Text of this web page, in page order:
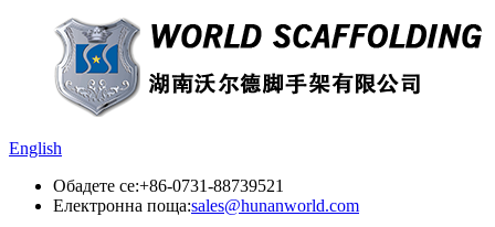
English
Обадете се:+86-0731-88739521
Електронна поща:sales@hunanworld.com